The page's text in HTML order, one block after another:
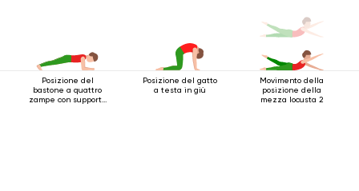
Posizione del
bastone a quattro
zampe con supporto
Posizione del gatto
a testa in giù
Movimento della
posizione della
mezza locusta 2